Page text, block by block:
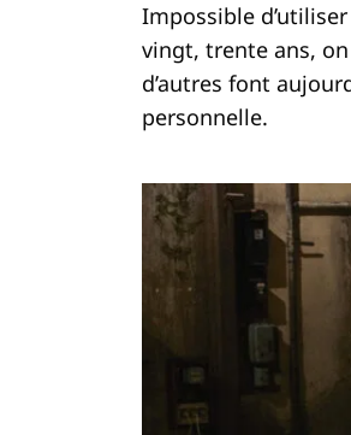
Impossible
vingt, trente ans,
d’autres font
personnelle.